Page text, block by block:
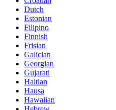
Dutch
Estonian
Filipino
Finnish
Frisian
Galician
Georgian
Gujarati
Haitian
Hausa
Hawaiian